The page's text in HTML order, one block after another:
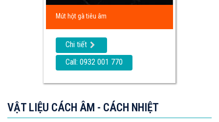
Mút hột gà tiêu âm
Chi tiết
Call: 0932 001 770
VẬT LIỆU CÁCH ÂM - CÁCH NHIỆT